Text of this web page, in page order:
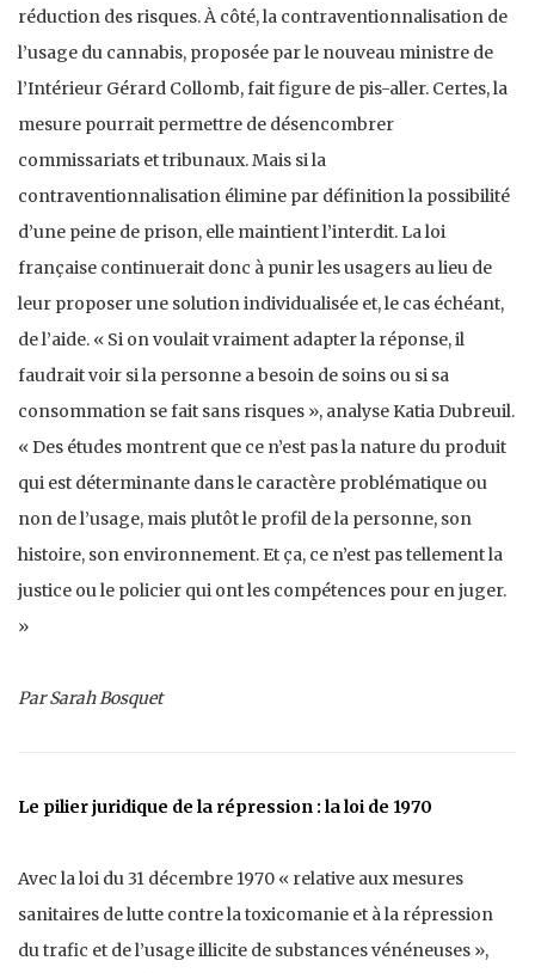
réduction des risques. À côté, la contraventionnalisation de
l’usage du cannabis, proposée par le nouveau ministre de
l’Intérieur Gérard Collomb, fait figure de pis-aller. Certes, la
mesure pourrait permettre de désencombrer
commissariats et tribunaux. Mais si la
contraventionnalisation élimine par définition la possibilité
d’une peine de prison, elle maintient l’interdit. La loi
française continuerait donc à punir les usagers au lieu de
leur proposer une solution individualisée et, le cas échéant,
de l’aide. « Si on voulait vraiment adapter la réponse, il
faudrait voir si la personne a besoin de soins ou si sa
consommation se fait sans risques », analyse Katia Dubreuil.
« Des études montrent que ce n’est pas la nature du produit
qui est déterminante dans le caractère problématique ou
non de l’usage, mais plutôt le profil de la personne, son
histoire, son environnement. Et ça, ce n’est pas tellement la
justice ou le policier qui ont les compétences pour en juger.
»
Par Sarah Bosquet
Le pilier juridique de la répression : la loi de 1970
Avec la loi du 31 décembre 1970 « relative aux mesures
sanitaires de lutte contre la toxicomanie et à la répression
du trafic et de l’usage illicite de substances vénéneuses »,